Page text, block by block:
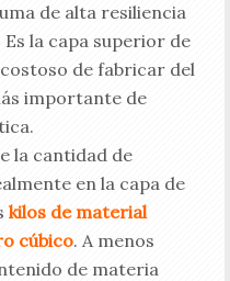
de alta resiliencia
la capa superior de
de fabricar del
importante de
la cantidad de
en la capa de
kilos de material
cúbico. A menos
de materia